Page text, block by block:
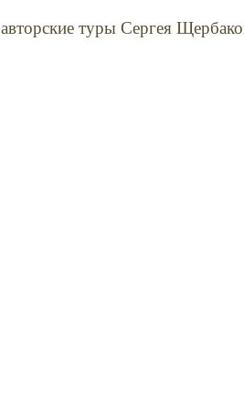
авторские туры Сергея